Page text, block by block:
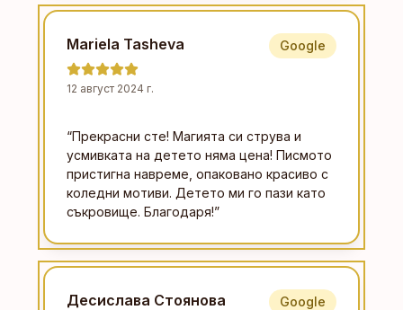
Mariela Tasheva
12 август 2024 г.
Google
“Прекрасни сте! Магията си струва и
усмивката на детето няма цена! Писмото
пристигна навреме, опаковано красиво с
коледни мотиви. Детето ми го пази като
съкровище. Благодаря!”
Десислава Стоянова Google